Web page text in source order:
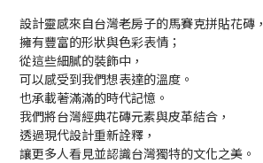
設計靈感來自台灣老房子的馬賽克拼貼花磚，
擁有豐富的形狀與色彩表情；
從這些細膩的裝飾中，
可以感受到我們想表達的溫度。
也承載著滿滿的時代記憶。
我們將台灣經典花磚元素與皮革結合，
透過現代設計重新詮釋，
讓更多人看見並認識台灣獨特的文化之美。